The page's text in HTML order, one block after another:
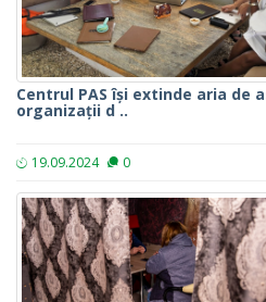
Centrul PAS își extinde aria de
organizații d ..
19.09.2024 0